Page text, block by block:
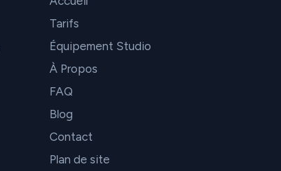
Tarifs
Équipement Studio
À Propos
FAQ
Blog
Contact
Plan de site